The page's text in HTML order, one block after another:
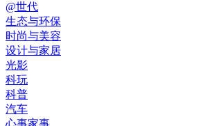
@世代
生态与环保
时尚与美容
设计与家居
光影
科玩
科普
汽车
心事家事